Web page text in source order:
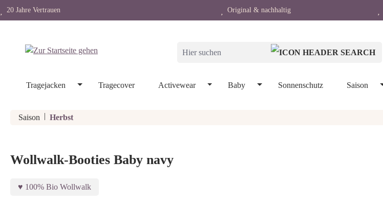
Zur Hauptnavigation springen
20 Jahre Vertrauen Original & nachhaltig
Tragejacken Tragecover Activewear Baby Sonnenschutz Saison
Saison | Herbst
Wollwalk-Booties Baby navy
100% Bio Wollwalk